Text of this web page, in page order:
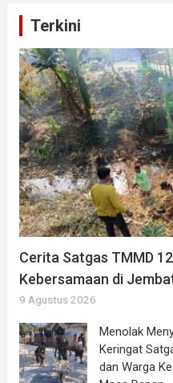
Terkini
Cerita Satgas TMMD
Kebersamaan di
9 Agustus 2026
Menolak
Keringat
dan Warga